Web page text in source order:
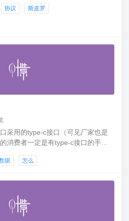
能是想让微软为数据付费。微软新
Shaw）证实微软的确没有付费
协议 斯皮罗
采用的type-c接口（可见厂家也是
消费者一定是有type-c接口的手
愿意带着几条不同的线到处跑。）
电器到充电宝就可以了。
据 怎么